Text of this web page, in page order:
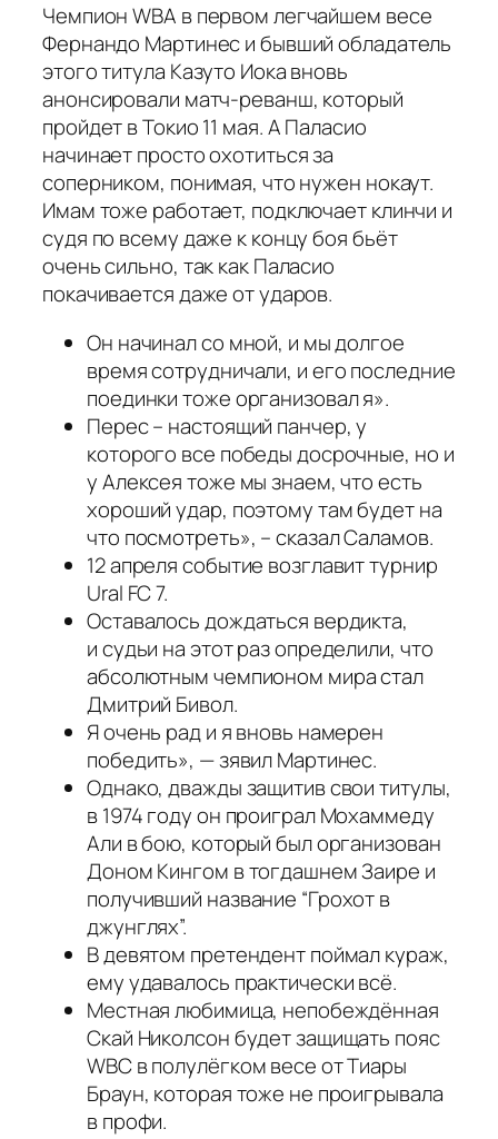
Чемпион WBA в первом легчайшем весе
Фернандо Мартинес и бывший обладатель
этого титула Казуто Иока вновь
анонсировали матч-реванш, который
пройдет в Токио 11 мая. А Паласио
начинает просто охотиться за
соперником, понимая, что нужен нокаут.
Имам тоже работает, подключает клинчи и
судя по всему даже к концу боя бьёт
очень сильно, так как Паласио
покачивается даже от ударов.
Он начинал со мной, и мы долгое
время сотрудничали, и его последние
поединки тоже организовал я».
Перес – настоящий панчер, у
которого все победы досрочные, но и
у Алексея тоже мы знаем, что есть
хороший удар, поэтому там будет на
что посмотреть», – сказал Саламов.
12 апреля событие возглавит турнир
Ural FC 7.
Оставалось дождаться вердикта,
и судьи на этот раз определили, что
абсолютным чемпионом мира стал
Дмитрий Бивол.
Я очень рад и я вновь намерен
победить», — зявил Мартинес.
Однако, дважды защитив свои титулы,
в 1974 году он проиграл Мохаммеду
Али в бою, который был организован
Доном Кингом в тогдашнем Заире и
получивший название “Грохот в
джунглях”.
В девятом претендент поймал кураж,
ему удавалось практически всё.
Местная любимица, непобеждённая
Скай Николсон будет защищать пояс
WBC в полулёгком весе от Тиары
Браун, которая тоже не проигрывала
в профи.